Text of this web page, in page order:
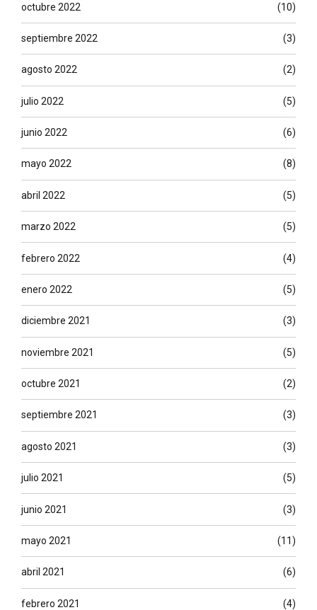
octubre 2022 (10)
septiembre 2022 (3)
agosto 2022 (2)
julio 2022 (5)
junio 2022 (6)
mayo 2022 (8)
abril 2022 (5)
marzo 2022 (5)
febrero 2022 (4)
enero 2022 (5)
diciembre 2021 (3)
noviembre 2021 (5)
octubre 2021 (2)
septiembre 2021 (3)
agosto 2021 (3)
julio 2021 (5)
junio 2021 (3)
mayo 2021 (11)
abril 2021 (6)
febrero 2021 (4)